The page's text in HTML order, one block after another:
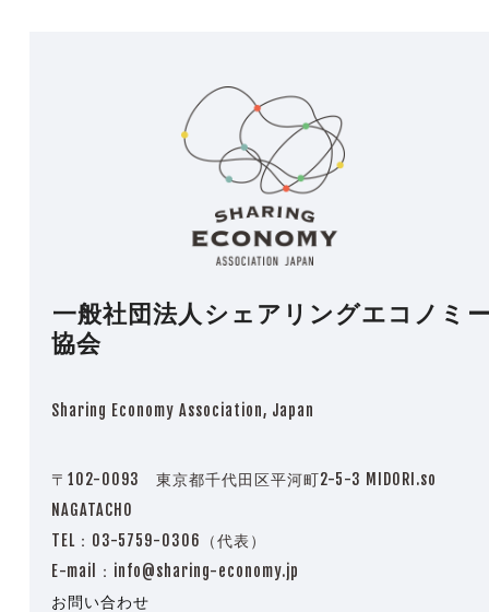
一般社団法人シェアリングエコノミ
協会
Sharing Economy Association, Japan
〒102-0093 東京都千代田区平河町2-5-3 MIDORI.so
NAGATACHO
TEL：03-5759-0306（代表）
E-mail：info@sharing-economy.jp
お問い合わせ